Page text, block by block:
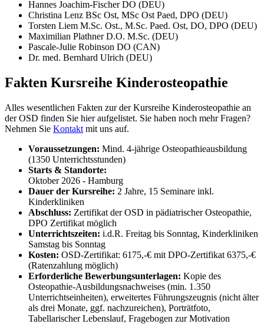
Hannes Joachim-Fischer DO (DEU)
Christina Lenz BSc Ost, MSc Ost Paed, DPO (DEU)
Torsten Liem M.Sc. Ost., M.Sc. Paed. Ost, DO, DPO (DEU)
Maximilian Plathner D.O. M.Sc. (DEU)
Pascale-Julie Robinson DO (CAN)
Dr. med. Bernhard Ulrich (DEU)
Fakten Kursreihe Kinderosteopathie
Alles wesentlichen Fakten zur der Kursreihe Kinderosteopathie an
der OSD finden Sie hier aufgelistet. Sie haben noch mehr Fragen?
Nehmen Sie Kontakt mit uns auf.
Voraussetzungen: Mind. 4-jährige Osteopathieausbildung
(1350 Unterrichtsstunden)
Starts & Standorte:
Oktober 2026 - Hamburg
Dauer der Kursreihe: 2 Jahre, 15 Seminare inkl.
Kinderkliniken
Abschluss: Zertifikat der OSD in pädiatrischer Osteopathie,
DPO Zertifikat möglich
Unterrichtszeiten: i.d.R. Freitag bis Sonntag, Kinderkliniken
Samstag bis Sonntag
Kosten: OSD-Zertifikat: 6175,-€ mit DPO-Zertifikat 6375,-€
(Ratenzahlung möglich)
Erforderliche Bewerbungsunterlagen: Kopie des
Osteopathie-Ausbildungsnachweises (min. 1.350
Unterrichtseinheiten), erweitertes Führungszeugnis (nicht älter
als drei Monate, ggf. nachzureichen), Porträtfoto,
Tabellarischer Lebenslauf, Fragebogen zur Motivation